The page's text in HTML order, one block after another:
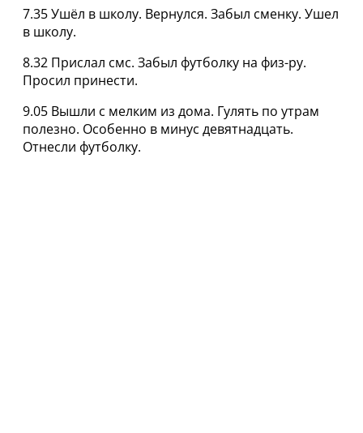
7.35 Ушёл в школу. Вернулся. Забыл сменку. Ушел
в школу.
8.32 Прислал смс. Забыл футболку на физ-ру.
Просил принести.
9.05 Вышли с мелким из дома. Гулять по утрам
полезно. Особенно в минус девятнадцать.
Отнесли футболку.